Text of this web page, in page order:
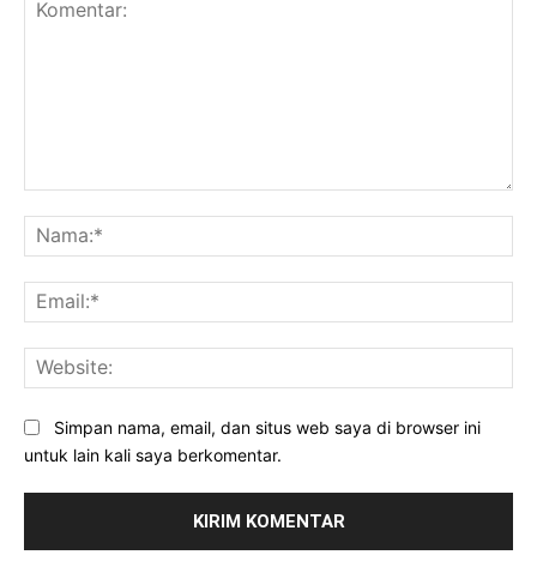
Simpan nama, email, dan situs web saya di browser ini
untuk lain kali saya berkomentar.